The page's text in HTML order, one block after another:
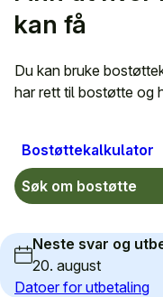
kan få
Du kan bruke
har rett til bostøtte og
Bostøttekalkulator
Søk om bostøtte
Neste svar og
20. august
Datoer for utbetaling